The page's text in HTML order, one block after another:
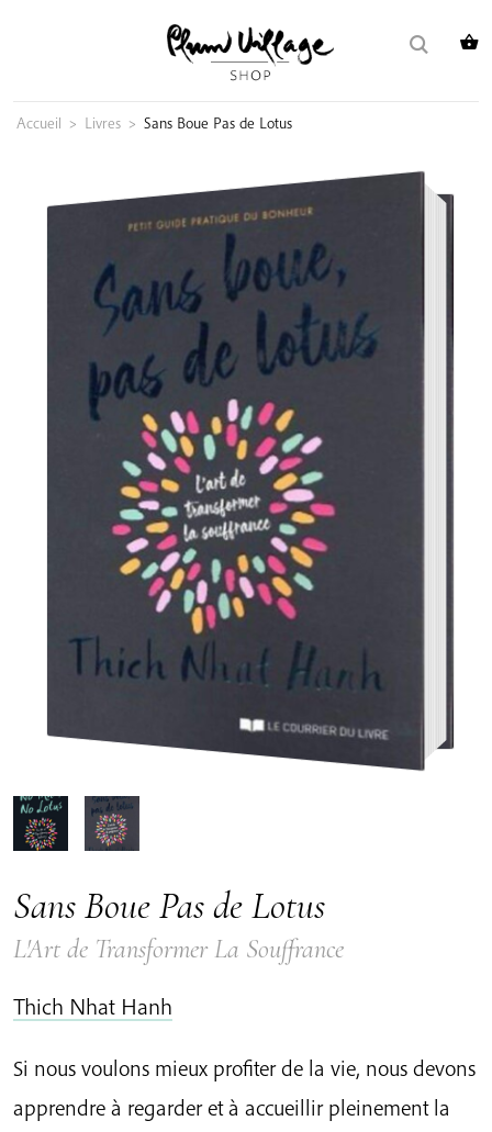
Accueil > Livres > Sans Boue Pas de Lotus
Sans Boue Pas de Lotus
L'Art de Transformer La Souffrance
Thich Nhat Hanh
Si nous voulons mieux profiter de la vie, nous devons
apprendre à regarder et à accueillir pleinement la